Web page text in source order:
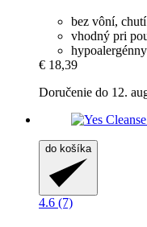
bez vôní,
vhodný pri
€ 18,39
Doručenie do 12.
do košíka
4.6 (7)